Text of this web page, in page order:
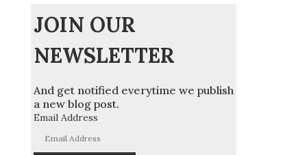
JOIN OUR
NEWSLETTER
And get notified everytime we publish
a new blog post.
Email Address